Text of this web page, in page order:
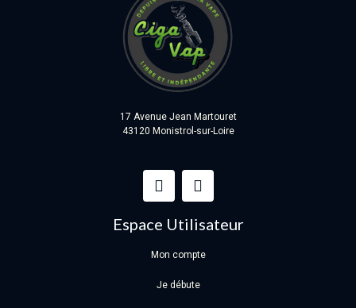
17 Avenue Jean Martouret
43120 Monistrol-sur-Loire
Espace Utilisateur
Mon compte
Je débute